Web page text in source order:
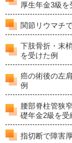
厚生年金3級を
関節リウマチ
下肢骨折・末
を受けた例
癌の術後の左
例
腰部脊柱管狭
礎年金2級を受
指切断で障害